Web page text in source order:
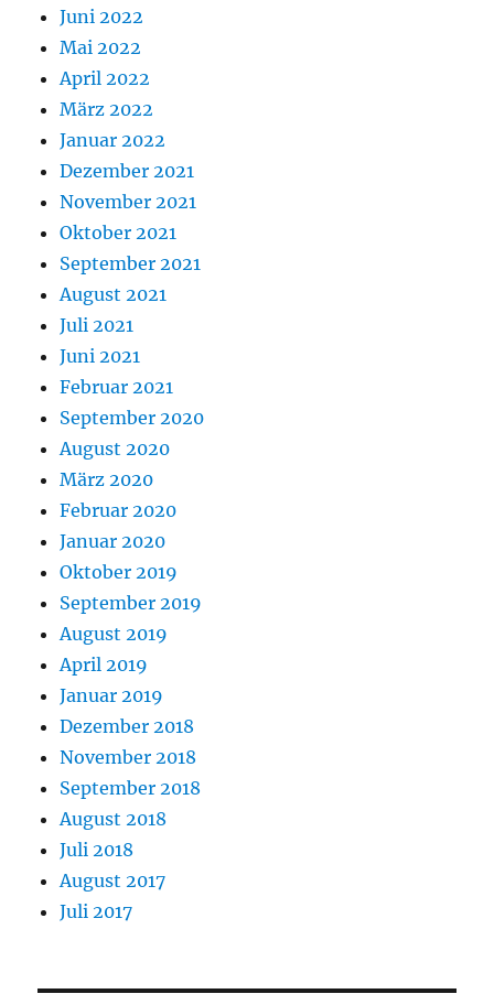
Juni 2022
Mai 2022
April 2022
März 2022
Januar 2022
Dezember 2021
November 2021
Oktober 2021
September 2021
August 2021
Juli 2021
Juni 2021
Februar 2021
September 2020
August 2020
März 2020
Februar 2020
Januar 2020
Oktober 2019
September 2019
August 2019
April 2019
Januar 2019
Dezember 2018
November 2018
September 2018
August 2018
Juli 2018
August 2017
Juli 2017